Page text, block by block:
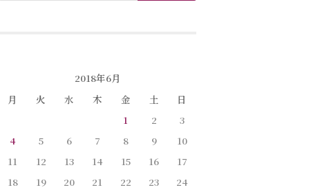
2018年6月
月
火 水 木 金 土
日
1
2
3
4
5 6 7 8 9
10
11
12 13 14 15 16
17
18
19 20 21 22 23
24